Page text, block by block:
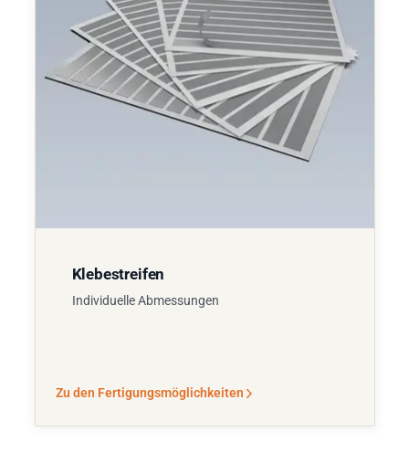
Klebestreifen
Individuelle Abmessungen
Zu den Fertigungsmöglichkeiten